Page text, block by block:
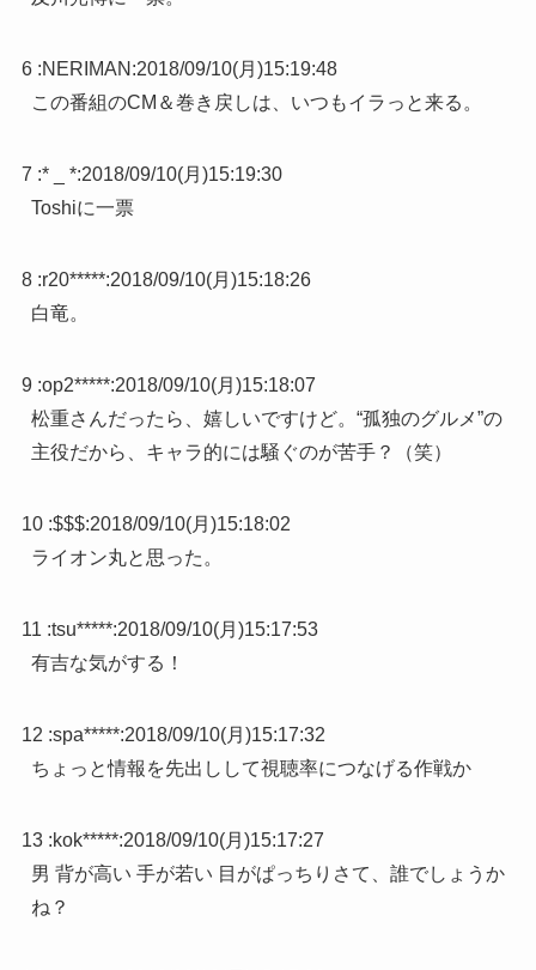
6 :NERIMAN :2018/09/10(月)15:19:48
この番組のCM＆巻き戻しは、いつもイラっと来る。
7 :* _ *:2018/09/10(月)15:19:30
Toshiに一票
8 :r20*****:2018/09/10(月)15:18:26
白竜。
9 :op2*****:2018/09/10(月)15:18:07
松重さんだったら、嬉しいですけど。“孤独のグルメ”の
主役だから、キャラ的には騒ぐのが苦手？（笑）
10 :$$$:2018/09/10(月)15:18:02
ライオン丸と思った。
11 :tsu*****:2018/09/10(月)15:17:53
有吉な気がする！
12 :spa*****:2018/09/10(月)15:17:32
ちょっと情報を先出しして視聴率につなげる作戦か
13 :kok*****:2018/09/10(月)15:17:27
男 背が高い 手が若い 目がぱっちりさて、誰でしょうか
ね？